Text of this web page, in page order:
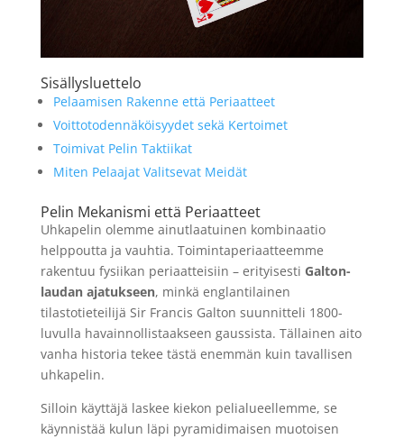
Sisällysluettelo
Pelaamisen Rakenne että Periaatteet
Voittotodennäköisyydet sekä Kertoimet
Toimivat Pelin Taktiikat
Miten Pelaajat Valitsevat Meidät
Pelin Mekanismi että Periaatteet
Uhkapelin olemme ainutlaatuinen kombinaatio
helppoutta ja vauhtia. Toimintaperiaatteemme
rakentuu fysiikan periaatteisiin – erityisesti Galton-
laudan ajatukseen, minkä englantilainen
tilastotieteilijä Sir Francis Galton suunnitteli 1800-
luvulla havainnollistaakseen gaussista. Tällainen aito
vanha historia tekee tästä enemmän kuin tavallisen
uhkapelin.
Silloin käyttäjä laskee kiekon pelialueellemme, se
käynnistää kulun läpi pyramidimaisen muotoisen